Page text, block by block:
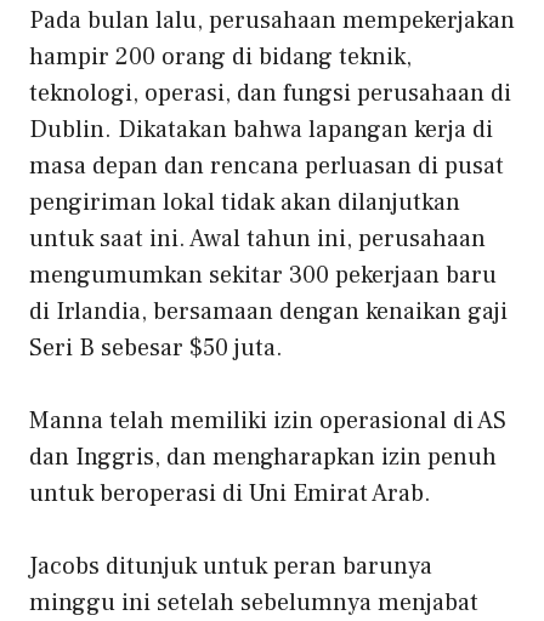
Pada bulan lalu, perusahaan mempekerjakan
hampir 200 orang di bidang teknik,
teknologi, operasi, dan fungsi perusahaan di
Dublin. Dikatakan bahwa lapangan kerja di
masa depan dan rencana perluasan di pusat
pengiriman lokal tidak akan dilanjutkan
untuk saat ini. Awal tahun ini, perusahaan
mengumumkan sekitar 300 pekerjaan baru
di Irlandia, bersamaan dengan kenaikan gaji
Seri B sebesar $50 juta.
Manna telah memiliki izin operasional di AS
dan Inggris, dan mengharapkan izin penuh
untuk beroperasi di Uni Emirat Arab.
Jacobs ditunjuk untuk peran barunya
minggu ini setelah sebelumnya menjabat